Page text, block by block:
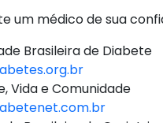
um médico de sua
Brasileira de Diabete
Vida e Comunidade